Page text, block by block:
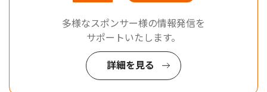
多様なスポンサー様の情報発信を
サポートいたします。
詳細を見る